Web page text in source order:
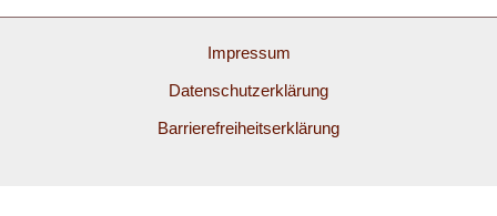
Impressum
Datenschutzerklärung
Barrierefreiheitserklärung